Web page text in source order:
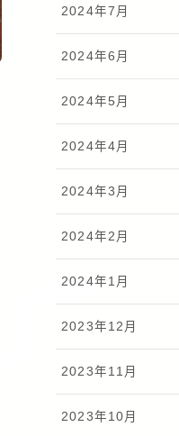
2024年7月
2024年6月
2024年5月
2024年4月
2024年3月
2024年2月
2024年1月
2023年12月
2023年11月
2023年10月